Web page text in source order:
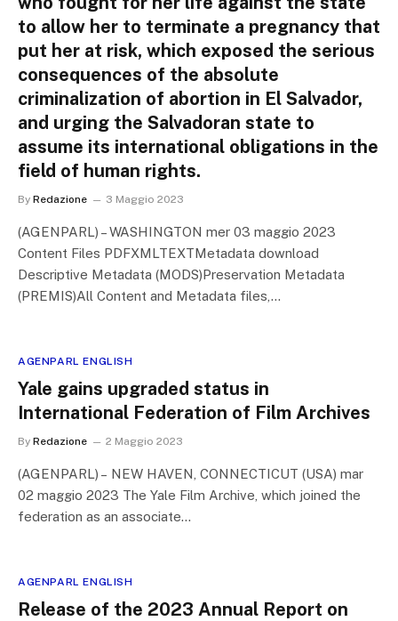
to allow her to terminate a pregnancy that
put her at risk, which exposed the serious
consequences of the absolute
criminalization of abortion in El Salvador,
and urging the Salvadoran state to
assume its international obligations in the
field of human rights.
By Redazione 3 Maggio 2023
(AGENPARL) – WASHINGTON mer 03 maggio 2023
Content Files PDFXMLTEXTMetadata download
Descriptive Metadata (MODS)Preservation Metadata
(PREMIS)All Content and Metadata files,…
AGENPARL ENGLISH
Yale gains upgraded status in
International Federation of Film Archives
By Redazione 2 Maggio 2023
(AGENPARL) – NEW HAVEN, CONNECTICUT (USA) mar
02 maggio 2023 The Yale Film Archive, which joined the
federation as an associate…
AGENPARL ENGLISH
Release of the 2023 Annual Report on